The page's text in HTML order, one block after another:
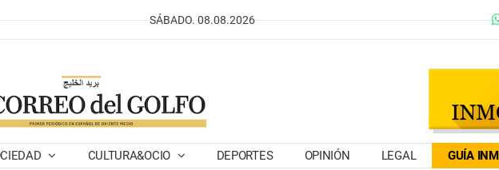
SÁBADO. 08.08.2026
CULTURA&OCIO DEPORTES OPINIÓN LEGAL GUÍA